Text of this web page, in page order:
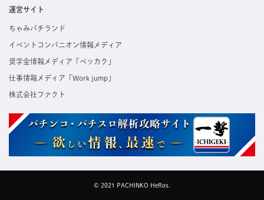
運営サイト
ちゃみパチランド
イベントコンパニオン情報メディア
奨学金情報メディア「ベッカク」
仕事情報メディア「Work jump」
株式会社ファクト
© 2021 PACHINKO HeRos.